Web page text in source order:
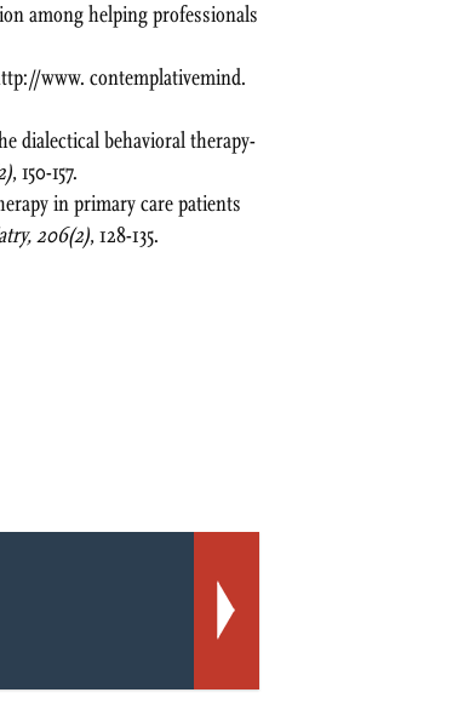
among helping professionals
www. contemplativemind.
dialectical behavioral therapy-
, 150-157.
in primary care patients
206(2), 128-135.